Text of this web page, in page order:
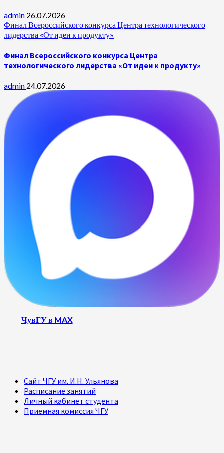
admin 26.07.2026
Финал Всероссийского конкурса Центра технологического
лидерства «От идеи к продукту»
Финал Всероссийского конкурса Центра
технологического лидерства «От идеи к продукту»
admin 24.07.2026
ЧувГУ в MAX
Сайт ЧГУ им. И.Н. Ульянова
Расписание занятий
Личный кабинет студента
Приемная комиссия ЧГУ